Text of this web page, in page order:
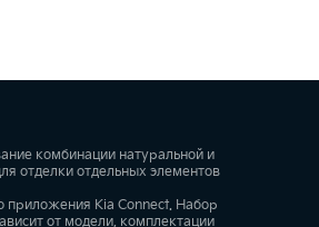
комбинации натуральной и
отделки отдельных элементов
приложения Kia Connect. Набор
от модели, комплектации